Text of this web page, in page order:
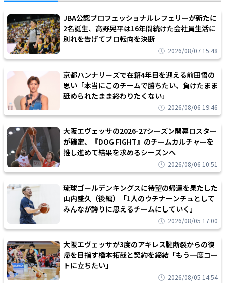
JBA公認プロフェッショナルレフェリーが新たに
2名誕生、高野晃平は16年間続けた会社員生活に
別れを告げてプロ転向を決断
2026/08/07 15:48
京都ハンナリーズで在籍4年目を迎える前田悟の
思い「本当にこのチームで勝ちたい、負けたまま
舐められたまま終わりたくない」
2026/08/06 19:46
大阪エヴェッサの2026-27シーズン開幕ロスター
が確定、『DOG FIGHT』のチームカルチャーを
推し進めて結果を求めるシーズンへ
2026/08/06 10:51
琉球ゴールデンキングスに待望の帰還を果たした
山内盛久（後編）「1人のウチナーンチュとして
みんなが誇りに思えるチームにしていく」
2026/08/05 17:00
大阪エヴェッサが3度のアキレス腱断裂からの復
帰を目指す橋本拓哉と契約を締結「もう一度コー
トに立ちたい」
2026/08/05 14:54